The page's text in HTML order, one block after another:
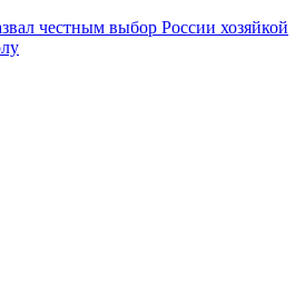
честным выбор России хозяйкой